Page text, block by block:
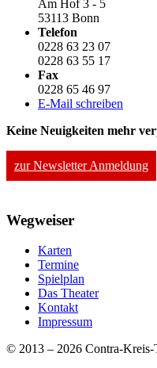
Am Hof 3 - 5
53113 Bonn
Telefon
0228 63 23 07
0228 63 55 17
Fax
0228 65 46 97
E-Mail schreiben
Keine Neuigkeiten mehr
zur Newsletter Anmeldung
Wegweiser
Karten
Termine
Spielplan
Das Theater
Kontakt
Impressum
© 2013 – 2026 Contra-Kreis-